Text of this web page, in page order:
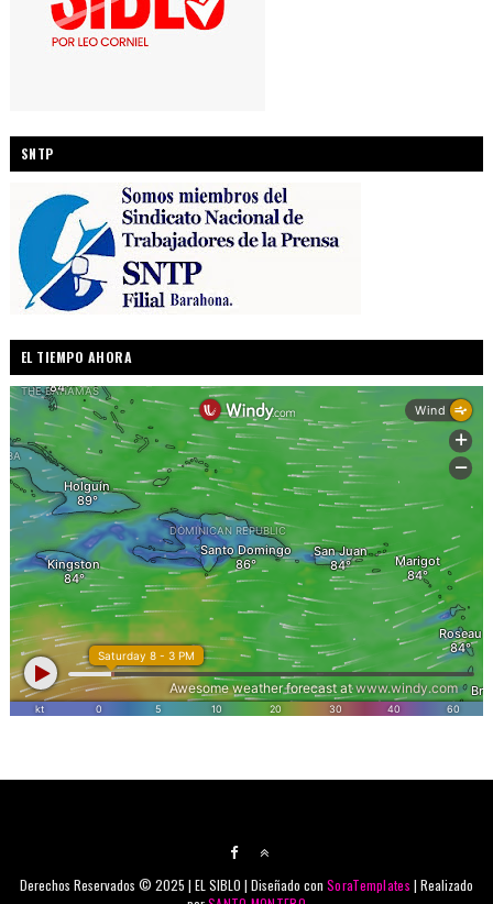
SNTP
EL TIEMPO AHORA
Derechos Reservados © 2025 | EL SIBLO | Diseñado conSoraTemplates | Realizado